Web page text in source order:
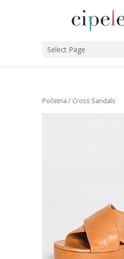
Select Page
Početna / Cross Sandals